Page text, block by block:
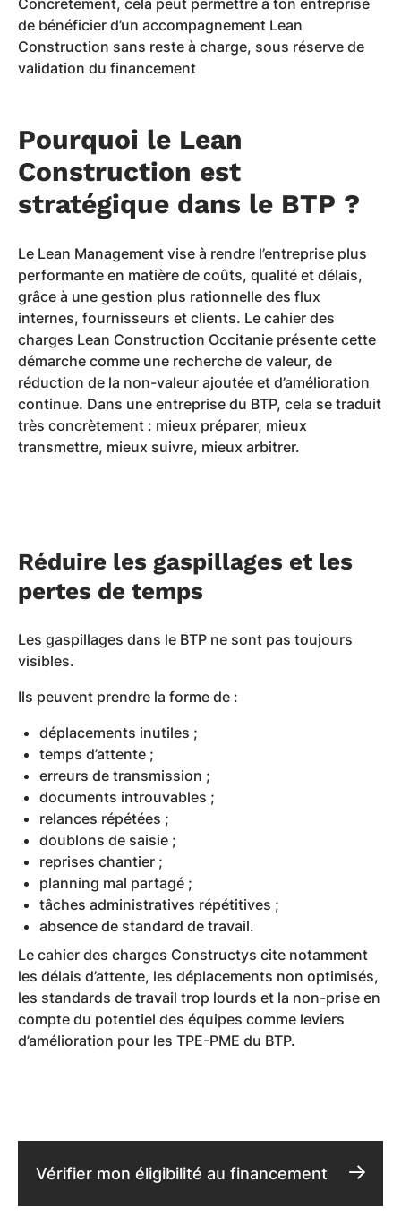
Concrètement, cela peut permettre à ton entreprise
de bénéficier d’un accompagnement Lean
Construction sans reste à charge, sous réserve de
validation du financement
Pourquoi le Lean
Construction est
stratégique dans le BTP ?
Le Lean Management vise à rendre l’entreprise plus
performante en matière de coûts, qualité et délais,
grâce à une gestion plus rationnelle des flux
internes, fournisseurs et clients. Le cahier des
charges Lean Construction Occitanie présente cette
démarche comme une recherche de valeur, de
réduction de la non-valeur ajoutée et d’amélioration
continue. Dans une entreprise du BTP, cela se traduit
très concrètement : mieux préparer, mieux
transmettre, mieux suivre, mieux arbitrer.
Réduire les gaspillages et les
pertes de temps
Les gaspillages dans le BTP ne sont pas toujours
visibles.
Ils peuvent prendre la forme de :
déplacements inutiles ;
temps d’attente ;
erreurs de transmission ;
documents introuvables ;
relances répétées ;
doublons de saisie ;
reprises chantier ;
planning mal partagé ;
tâches administratives répétitives ;
absence de standard de travail.
Le cahier des charges Constructys cite notamment
les délais d’attente, les déplacements non optimisés,
les standards de travail trop lourds et la non-prise en
compte du potentiel des équipes comme leviers
d’amélioration pour les TPE-PME du BTP.
Vérifier mon éligibilité au financement